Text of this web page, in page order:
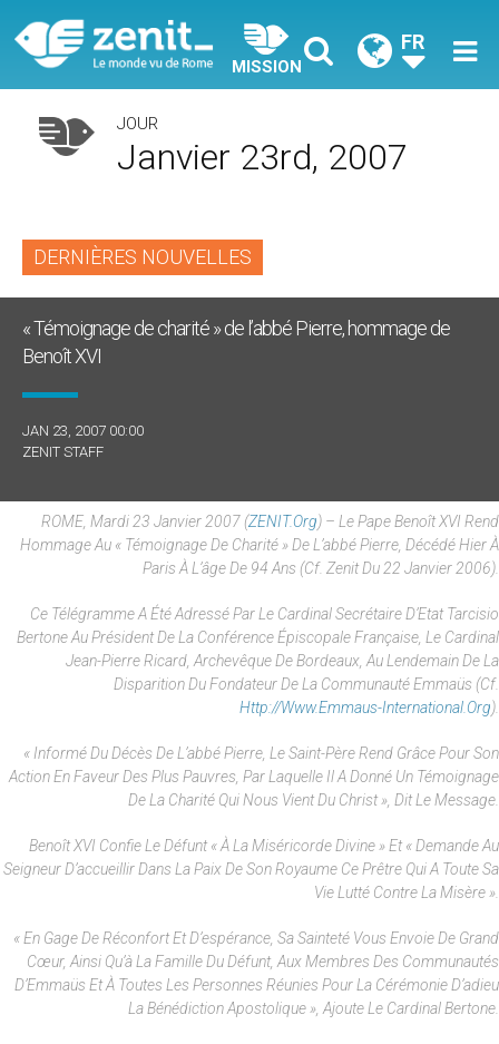
MISSION
FR
JOUR
Janvier 23rd, 2007
DERNIÈRES NOUVELLES
« Témoignage de charité » de l’abbé Pierre, hommage de
Benoît XVI
JAN 23, 2007 00:00
ZENIT STAFF
ROME, Mardi 23 Janvier 2007 (ZENIT.org) – Le Pape Benoît XVI Rend
Hommage Au « Témoignage De Charité » De L’abbé Pierre, Décédé Hier À
Paris À L’âge De 94 Ans (cf. Zenit Du 22 Janvier 2006).
Ce Télégramme A Été Adressé Par Le Cardinal Secrétaire D’Etat Tarcisio
Bertone Au Président De La Conférence Épiscopale Française, Le Cardinal
Jean-Pierre Ricard, Archevêque De Bordeaux, Au Lendemain De La
Disparition Du Fondateur De La Communauté Emmaüs (cf.
Http://www.emmaus-International.org).
« Informé Du Décès De L’abbé Pierre, Le Saint-Père Rend Grâce Pour Son
Action En Faveur Des Plus Pauvres, Par Laquelle Il A Donné Un Témoignage
De La Charité Qui Nous Vient Du Christ », Dit Le Message.
Benoît XVI Confie Le Défunt « À La Miséricorde Divine » Et « Demande Au
Seigneur D’accueillir Dans La Paix De Son Royaume Ce Prêtre Qui A Toute Sa
Vie Lutté Contre La Misère ».
« En Gage De Réconfort Et D’espérance, Sa Sainteté Vous Envoie De Grand
Cœur, Ainsi Qu’à La Famille Du Défunt, Aux Membres Des Communautés
D’Emmaüs Et À Toutes Les Personnes Réunies Pour La Cérémonie D’adieu
La Bénédiction Apostolique », Ajoute Le Cardinal Bertone.